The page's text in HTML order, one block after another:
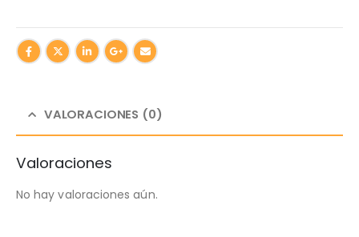
VALORACIONES (0)
Valoraciones
No hay valoraciones aún.